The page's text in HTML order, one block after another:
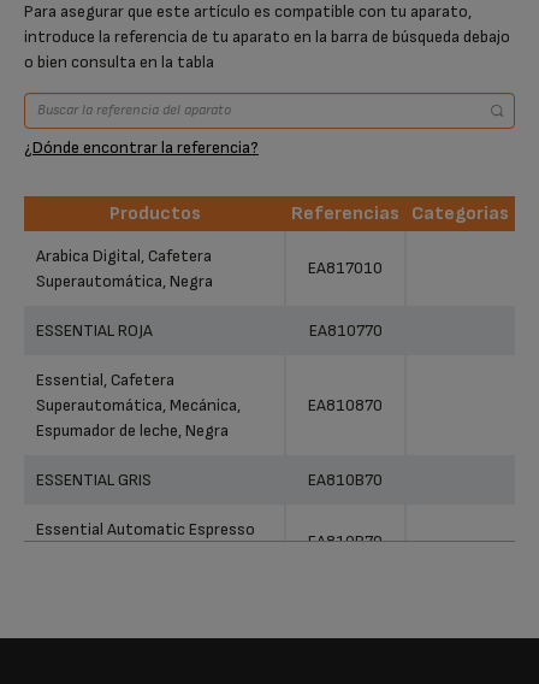
Para asegurar que este artículo es compatible con tu aparato,
introduce la referencia de tu aparato en la barra de búsqueda debajo
o bien consulta en la tabla
¿Dónde encontrar la referencia?
Productos Referencias
Categorias
Productos
Arabica Digital, Cafetera
Superautomática, Negra
EA817010
ESSENTIAL ROJA EA810770
Essential, Cafetera
Superautomática, Mecánica,
Espumador de leche, Negra
EA810870
ESSENTIAL GRIS EA810B70
Essential Automatic Espresso
EA810B70